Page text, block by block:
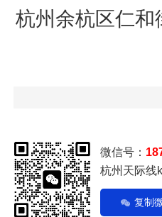
杭州余杭区仁和
微信号：
杭州天际线
复制